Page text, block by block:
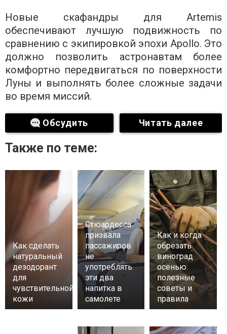
Новые скафандры для Artemis
обеспечивают лучшую подвижность по
сравнению с экипировкой эпохи Apollo. Это
должно позволить астронавтам более
комфортно передвигаться по поверхности
Луны и выполнять более сложные задачи
во время миссий.
Обсудить Читать далее
Также по теме:
Как сделать
натуральный
дезодорант
для
чувствительной
кожи
Стюардесса
призвала
пассажиров
не
употреблять
эти два
напитка в
самолете
Как и когда
обрезать
виноград
осенью:
полезные
советы и
правила